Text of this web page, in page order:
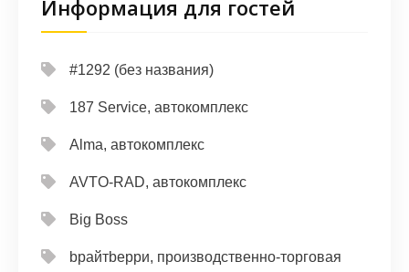
Информация для гостей
#1292 (без названия)
187 Service, автокомплекс
Alma, автокомплекс
AVTO-RAD, автокомплекс
Big Boss
bрайтbерри, производственно-торговая